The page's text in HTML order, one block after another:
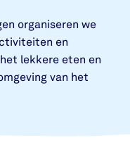
organiseren we
en
lekkere eten en
van het